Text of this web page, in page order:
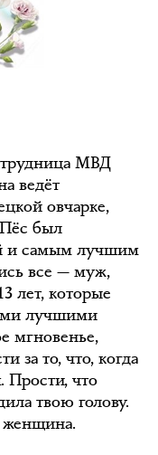
МВД
ведёт
овчарке,
был
и самым лучшим
все — муж,
лет, которые
лучшими
мгновенье,
за то, что, когда
Прости, что
твою голову.
женщина.